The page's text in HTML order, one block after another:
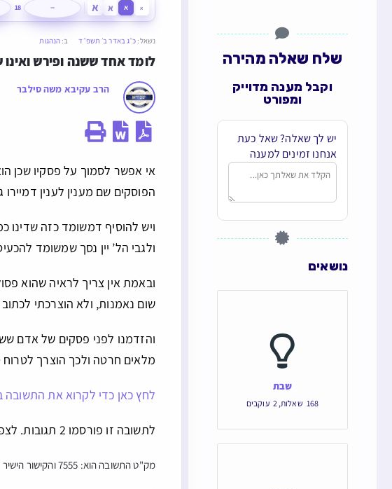
א א א א −
18
נשאל: כ״ג באדר ב׳ תשפ״ד ב: הנהגות
לומד אחד ששנה ופירש
הרב עקיבא משה סילבר
אי אפשר לסמוך על פסקיו שכן
הפוסקים שם מענין לענין דמיירו
ויש להוסיף דמשומד כזה שדינו
ולגבי הל’ יין נסך שמשומד
ובאמת אין צריך לראיה שהוא
שום נאמנות, ולא הוצרכתי
והזדמנו לפני פסקים של אדם
מלאים חרטה ולכך הוצרך לטרוח
לחץ כאן כדי לקרוא את התשובה
לתשובה זו פורסמו 2 תגובות. לצפיה בתגובות
מק"ט התשובה הוא: 7555 והקישור הישיר של התשובה הוא:
שלח שאלה מהירה
וקבל מענה מדוייק
ומפורט
יש לך שאלה? שאל כעת
אנחנו זמינים למענה
נושאים
שבת
168 שאלות,
2 עוקבים